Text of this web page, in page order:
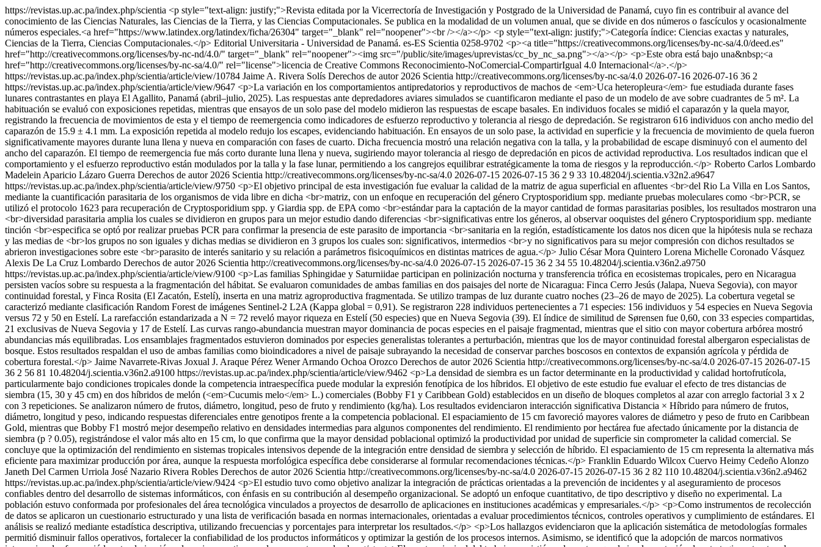
https://revistas.up.ac.pa/index.php/scientia <p style="text-align: justify;">Revista editada por la Vicerrectoría de Investigación y Postgrado de la Universidad de Panamá, cuyo fin es contribuir al avance del
conocimiento de las Ciencias Naturales, las Ciencias de la Tierra, y las Ciencias Computacionales. Se publica en la modalidad de un volumen anual, que se divide en dos números o fascículos y ocasionalmente
números especiales.<a href="https://www.latindex.org/latindex/ficha/26304" target="_blank" rel="noopener"><br /></a></p> <p style="text-align: justify;">Categoría índice: Ciencias exactas y naturales,
Ciencias de la Tierra, Ciencias Computacionales.</p> Editorial Universitaria - Universidad de Panamá. es-ES Scientia 0258-9702 <p><a title="https://creativecommons.org/licenses/by-nc-sa/4.0/deed.es"
href="http://creativecommons.org/licenses/by-nc-nd/4.0/" target="_blank" rel="noopener"><img src="/public/site/images/uprevistas/cc_by_nc_sa.png"></a></p> <p>Este obra está bajo una&nbsp;<a
href="http://creativecommons.org/licenses/by-nc-sa/4.0/" rel="license">licencia de Creative Commons Reconocimiento-NoComercial-CompartirIgual 4.0 Internacional</a>.</p>
https://revistas.up.ac.pa/index.php/scientia/article/view/10784 Jaime A. Rivera Solís Derechos de autor 2026 Scientia http://creativecommons.org/licenses/by-nc-sa/4.0 2026-07-16 2026-07-16 36 2
https://revistas.up.ac.pa/index.php/scientia/article/view/9647 <p>La variación en los comportamientos antipredatorios y reproductivos de machos de <em>Uca heteropleura</em> fue estudiada durante fases
lunares contrastantes en playa El Agallito, Panamá (abril–julio, 2025). Las respuestas ante depredadores aviares simulados se cuantificaron mediante el paso de un modelo de ave sobre cuadrantes de 5 m². La
habituación se evaluó con exposiciones repetidas, mientras que ensayos de un solo pase del modelo midieron las respuestas de escape basales. En individuos focales se midió el caparazón y la quela mayor,
registrando la frecuencia de movimientos de esta y el tiempo de reemergencia como indicadores de esfuerzo reproductivo y tolerancia al riesgo de depredación. Se registraron 616 individuos con ancho medio del
caparazón de 15.9 ± 4.1 mm. La exposición repetida al modelo redujo los escapes, evidenciando habituación. En ensayos de un solo pase, la actividad en superficie y la frecuencia de movimiento de quela fueron
significativamente mayores durante luna llena y nueva en comparación con fases de cuarto. Dicha frecuencia mostró una relación negativa con la talla, y la probabilidad de escape disminuyó con el aumento del
ancho del caparazón. El tiempo de reemergencia fue más corto durante luna llena y nueva, sugiriendo mayor tolerancia al riesgo de depredación en picos de actividad reproductiva. Los resultados indican que el
comportamiento y el esfuerzo reproductivo están modulados por la talla y la fase lunar, permitiendo a los cangrejos equilibrar estratégicamente la toma de riesgos y la reproducción.</p> Roberto Carlos Lombardo
Madelein Aparicio Lázaro Guerra Derechos de autor 2026 Scientia http://creativecommons.org/licenses/by-nc-sa/4.0 2026-07-15 2026-07-15 36 2 9 33 10.48204/j.scientia.v32n2.a9647
https://revistas.up.ac.pa/index.php/scientia/article/view/9750 <p>El objetivo principal de esta investigación fue evaluar la calidad de la matriz de agua superficial en afluentes <br>del Rio La Villa en Los Santos,
mediante la cuantificación parasitaria de los organismos de vida libre en dicha <br>matriz, con un enfoque en recuperación del género Cryptosporidium spp. mediante pruebas moleculares como <br>PCR, se
utilizó el protocolo 1623 para recuperación de Cryptosporidium spp. y Giardia spp. de EPA como <br>estándar para la captación de la mayor cantidad de formas parasitarias posibles, los resultados mostraron una
<br>diversidad parasitaria amplia los cuales se dividieron en grupos para un mejor estudio dando diferencias <br>significativas entre los géneros, al observar ooquistes del género Cryptosporidium spp. mediante
tinción <br>especifica se optó por realizar pruebas PCR para confirmar la presencia de este parasito de importancia <br>sanitaria en la región, estadísticamente los datos nos dicen que la hipótesis nula se rechaza
y las medias de <br>los grupos no son iguales y dichas medias se dividieron en 3 grupos los cuales son: significativos, intermedios <br>y no significativos para su mejor compresión con dichos resultados se
abrieron investigaciones sobre este <br>parasito de interés sanitario y su relación a parámetros fisicoquímicos en distintas matrices de agua.</p> Julio César Mora Quintero Lorena Michelle Coronado Vásquez
Alexis De La Cruz Lombardo Derechos de autor 2026 Scientia http://creativecommons.org/licenses/by-nc-sa/4.0 2026-07-15 2026-07-15 36 2 34 55 10.48204/j.scientia.v36n2.a9750
https://revistas.up.ac.pa/index.php/scientia/article/view/9100 <p>Las familias Sphingidae y Saturniidae participan en polinización nocturna y transferencia trófica en ecosistemas tropicales, pero en Nicaragua
persisten vacíos sobre su respuesta a la fragmentación del hábitat. Se evaluaron comunidades de ambas familias en dos paisajes del norte de Nicaragua: Finca Cerro Jesús (Jalapa, Nueva Segovia), con mayor
continuidad forestal, y Finca Rosita (El Zacatón, Estelí), inserta en una matriz agroproductiva fragmentada. Se utilizo trampas de luz durante cuatro noches (23–26 de mayo de 2025). La cobertura vegetal se
caracterizó mediante clasificación Random Forest de imágenes Sentinel-2 L2A (Kappa global = 0,91). Se registraron 228 individuos pertenecientes a 71 especies: 156 individuos y 54 especies en Nueva Segovia
versus 72 y 50 en Estelí. La rarefacción estandarizada a N = 72 reveló mayor riqueza en Estelí (50 especies) que en Nueva Segovia (39). El índice de similitud de Sørensen fue 0,60, con 33 especies compartidas,
21 exclusivas de Nueva Segovia y 17 de Estelí. Las curvas rango-abundancia muestran mayor dominancia de pocas especies en el paisaje fragmentad, mientras que el sitio con mayor cobertura arbórea mostró
abundancias más equilibradas. Los ensamblajes fragmentados estuvieron dominados por especies generalistas tolerantes a perturbación, mientras que los de mayor continuidad forestal albergaron especialistas de
bosque. Estos resultados respaldan el uso de ambas familias como bioindicadores a nivel de paisaje subrayando la necesidad de conservar parches boscosos en contextos de expansión agrícola y pérdida de
cobertura forestal.</p> Jaime Navarrete-Rivas Joxual J. Araque Pérez Wener Armando Ochoa Orozco Derechos de autor 2026 Scientia http://creativecommons.org/licenses/by-nc-sa/4.0 2026-07-15 2026-07-15
36 2 56 81 10.48204/j.scientia.v36n2.a9100 https://revistas.up.ac.pa/index.php/scientia/article/view/9462 <p>La densidad de siembra es un factor determinante en la productividad y calidad hortofrutícola,
particularmente bajo condiciones tropicales donde la competencia intraespecífica puede modular la expresión fenotípica de los híbridos. El objetivo de este estudio fue evaluar el efecto de tres distancias de
siembra (15, 30 y 45 cm) en dos híbridos de melón (<em>Cucumis melo</em> L.) comerciales (Bobby F1 y Caribbean Gold) establecidos en un diseño de bloques completos al azar con arreglo factorial 3 x 2
con 3 repeticiones. Se analizaron número de frutos, diámetro, longitud, peso de fruto y rendimiento (kg/ha). Los resultados evidenciaron interacción significativa Distancia × Híbrido para número de frutos,
diámetro, longitud y peso, indicando respuestas diferenciales entre genotipos frente a la competencia poblacional. El espaciamiento de 15 cm favoreció mayores valores de diámetro y peso de fruto en Caribbean
Gold, mientras que Bobby F1 mostró mejor desempeño relativo en densidades intermedias para algunos componentes del rendimiento. El rendimiento por hectárea fue afectado únicamente por la distancia de
siembra (p ? 0.05), registrándose el valor más alto en 15 cm, lo que confirma que la mayor densidad poblacional optimizó la productividad por unidad de superficie sin comprometer la calidad comercial. Se
concluye que la optimización del rendimiento en sistemas tropicales intensivos depende de la integración entre densidad de siembra y selección de híbrido. El espaciamiento de 15 cm representa la alternativa más
eficiente para maximizar producción por área, aunque la respuesta morfológica específica debe considerarse al formular recomendaciones técnicas.</p> Franklin Eduardo Wilcox Cuervo Heimy Cedeño Alonzo
Janeth Del Carmen Urriola José Nazario Rivera Robles Derechos de autor 2026 Scientia http://creativecommons.org/licenses/by-nc-sa/4.0 2026-07-15 2026-07-15 36 2 82 110 10.48204/j.scientia.v36n2.a9462
https://revistas.up.ac.pa/index.php/scientia/article/view/9424 <p>El estudio tuvo como objetivo analizar la integración de prácticas orientadas a la prevención de incidentes y al aseguramiento de procesos
confiables dentro del desarrollo de sistemas informáticos, con énfasis en su contribución al desempeño organizacional. Se adoptó un enfoque cuantitativo, de tipo descriptivo y diseño no experimental. La
población estuvo conformada por profesionales del área tecnológica vinculados a proyectos de desarrollo de aplicaciones en instituciones académicas y empresariales.</p> <p>Como instrumentos de recolección
de datos se aplicaron un cuestionario estructurado y una lista de verificación basada en normas internacionales, orientadas a evaluar procedimientos técnicos, controles operativos y cumplimiento de estándares. El
análisis se realizó mediante estadística descriptiva, utilizando frecuencias y porcentajes para interpretar los resultados.</p> <p>Los hallazgos evidenciaron que la aplicación sistemática de metodologías formales
permitió disminuir fallos operativos, fortalecer la confiabilidad de los productos informáticos y optimizar la gestión de los procesos internos. Asimismo, se identificó que la adopción de marcos normativos